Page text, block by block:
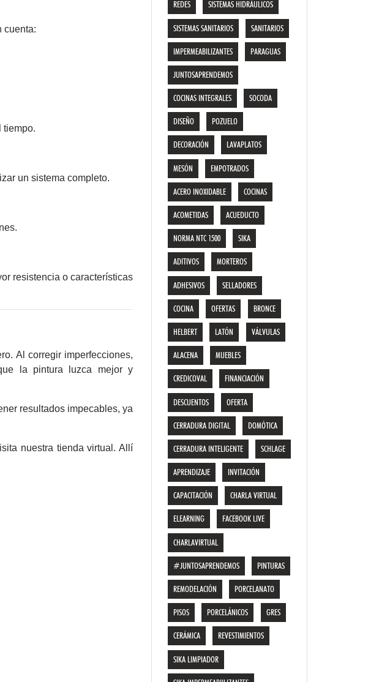
cuenta:
tiempo.
un sistema completo.
resistencia o características
Al corregir imperfecciones,
la pintura luzca mejor y
resultados impecables, ya
nuestra tienda virtual. Allí
REDES SISTEMAS HIDRÁULICOS
SISTEMAS SANITARIOS SANITARIOS
IMPERMEABILIZANTES PARAGUAS
JUNTOSAPRENDEMOS
COCINAS INTEGRALES SOCODA
DISEÑO POZUELO
DECORACIÓN LAVAPLATOS
MESÓN EMPOTRADOS
ACERO INOXIDABLE COCINAS
ACOMETIDAS ACUEDUCTO
NORMA NTC 1500 SIKA
ADITIVOS MORTEROS
ADHESIVOS SELLADORES
COCINA OFERTAS BRONCE
HELBERT LATÓN VÁLVULAS
ALACENA MUEBLES
CREDICOVAL FINANCIACIÓN
DESCUENTOS OFERTA
CERRADURA DIGITAL DOMÓTICA
CERRADURA INTELIGENTE SCHLAGE
APRENDIZAJE INVITACIÓN
CAPACITACIÓN CHARLA VIRTUAL
ELEARNING FACEBOOK LIVE
CHARLAVIRTUAL
#JUNTOSAPRENDEMOS PINTURAS
REMODELACIÓN PORCELANATO
PISOS PORCELÁNICOS GRES
CERÁMICA REVESTIMIENTOS
SIKA LIMPIADOR